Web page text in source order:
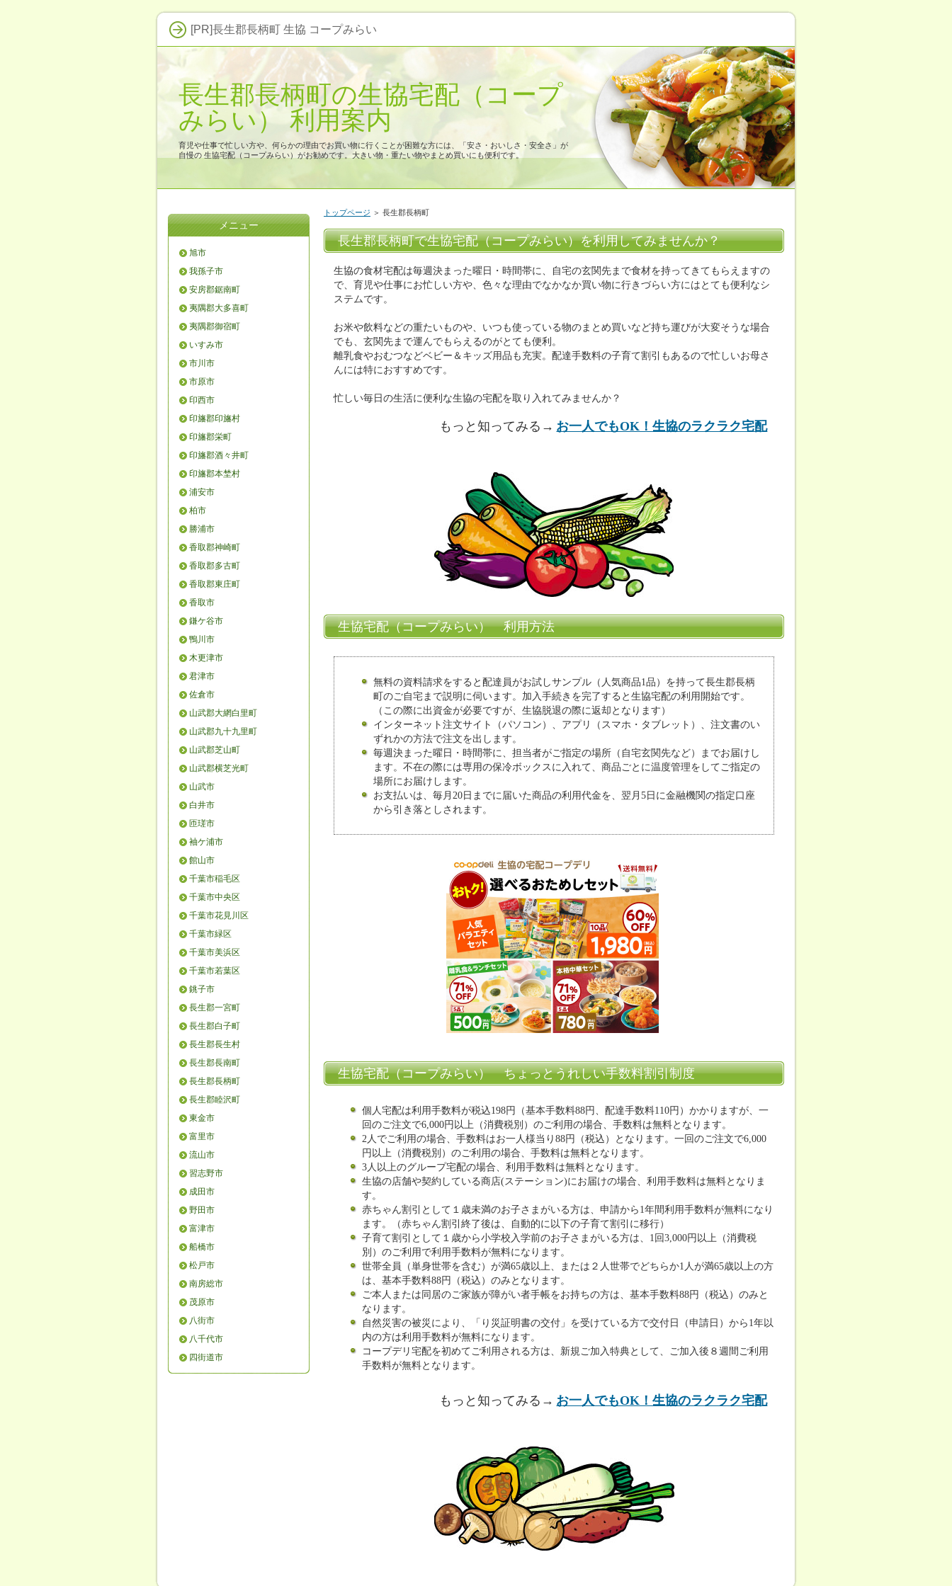
[PR]長生郡長柄町 生協 コープみらい
長生郡長柄町の生協宅配（コープ
みらい） 利用案内
育児や仕事で忙しい方や、何らかの理由でお買い物に行くことが困難な方には、「安さ・おいしさ・安全さ」が
自慢の 生協宅配（コープみらい）がお勧めです。大きい物・重たい物やまとめ買いにも便利です。
トップページ ＞ 長生郡長柄町
長生郡長柄町で生協宅配（コープみらい）を利用してみませんか？
生協の食材宅配は毎週決まった曜日・時間帯に、自宅の玄関先まで食材を持ってきてもらえますの
で、育児や仕事にお忙しい方や、色々な理由でなかなか買い物に行きづらい方にはとても便利なシ
ステムです。
お米や飲料などの重たいものや、いつも使っている物のまとめ買いなど持ち運びが大変そうな場合
でも、玄関先まで運んでもらえるのがとても便利。
離乳食やおむつなどベビー＆キッズ用品も充実。配達手数料の子育て割引もあるので忙しいお母さ
んには特におすすめです。
忙しい毎日の生活に便利な生協の宅配を取り入れてみませんか？
もっと知ってみる→ お一人でもOK！生協のラクラク宅配
生協宅配（コープみらい） 利用方法
無料の資料請求をすると配達員がお試しサンプル（人気商品1品）を持って長生郡長柄
町のご自宅まで説明に伺います。加入手続きを完了すると生協宅配の利用開始です。
（この際に出資金が必要ですが、生協脱退の際に返却となります）
インターネット注文サイト（パソコン）、アプリ（スマホ・タブレット）、注文書のい
ずれかの方法で注文を出します。
毎週決まった曜日・時間帯に、担当者がご指定の場所（自宅玄関先など）までお届けし
ます。不在の際には専用の保冷ボックスに入れて、商品ごとに温度管理をしてご指定の
場所にお届けします。
お支払いは、毎月20日までに届いた商品の利用代金を、翌月5日に金融機関の指定口座
から引き落としされます。
生協宅配（コープみらい） ちょっとうれしい手数料割引制度
個人宅配は利用手数料が税込198円（基本手数料88円、配達手数料110円）かかりますが、一
回のご注文で6,000円以上（消費税別）のご利用の場合、手数料は無料となります。
2人でご利用の場合、手数料はお一人様当り88円（税込）となります。一回のご注文で6,000
円以上（消費税別）のご利用の場合、手数料は無料となります。
3人以上のグループ宅配の場合、利用手数料は無料となります。
生協の店舗や契約している商店(ステーション)にお届けの場合、利用手数料は無料となりま
す。
赤ちゃん割引として１歳未満のお子さまがいる方は、申請から1年間利用手数料が無料になり
ます。（赤ちゃん割引終了後は、自動的に以下の子育て割引に移行）
子育て割引として１歳から小学校入学前のお子さまがいる方は、1回3,000円以上（消費税
別）のご利用で利用手数料が無料になります。
世帯全員（単身世帯を含む）が満65歳以上、または２人世帯でどちらか1人が満65歳以上の方
は、基本手数料88円（税込）のみとなります。
ご本人または同居のご家族が障がい者手帳をお持ちの方は、基本手数料88円（税込）のみと
なります。
自然災害の被災により、「り災証明書の交付」を受けている方で交付日（申請日）から1年以
内の方は利用手数料が無料になります。
コープデリ宅配を初めてご利用される方は、新規ご加入特典として、ご加入後８週間ご利用
手数料が無料となります。
もっと知ってみる→ お一人でもOK！生協のラクラク宅配
メニュー
旭市
我孫子市
安房郡鋸南町
夷隅郡大多喜町
夷隅郡御宿町
いすみ市
市川市
市原市
印西市
印旛郡印旛村
印旛郡栄町
印旛郡酒々井町
印旛郡本埜村
浦安市
柏市
勝浦市
香取郡神崎町
香取郡多古町
香取郡東庄町
香取市
鎌ケ谷市
鴨川市
木更津市
君津市
佐倉市
山武郡大網白里町
山武郡九十九里町
山武郡芝山町
山武郡横芝光町
山武市
白井市
匝瑳市
袖ケ浦市
館山市
千葉市稲毛区
千葉市中央区
千葉市花見川区
千葉市緑区
千葉市美浜区
千葉市若葉区
銚子市
長生郡一宮町
長生郡白子町
長生郡長生村
長生郡長南町
長生郡長柄町
長生郡睦沢町
東金市
富里市
流山市
習志野市
成田市
野田市
富津市
船橋市
松戸市
南房総市
茂原市
八街市
八千代市
四街道市